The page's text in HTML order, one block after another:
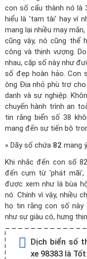
con số cấu thành nó là
hiểu là 'tam tài' hay ví
mang lại nhiều may
cũng vậy, nó cũng thể
công và thịnh vượng.
nhau, cặp số này như
số đẹp hoàn hảo. Con
ông Địa nhỏ phù trợ
danh và sự nghiệp.
chuyến hành trình an
tin rằng biển số 38
mang đến sự tiến bộ
» Dãy số chứa 82 mang
Khi nhắc đến con số
đến cụm từ 'phát mãi',
được xem như lá bùa
nó. Chính vì vậy, nhiều
họ tin rằng con số này
như sự giàu có, hưng
Dịch biển số
xe 98383 là